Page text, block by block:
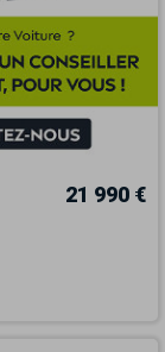
21 990 €